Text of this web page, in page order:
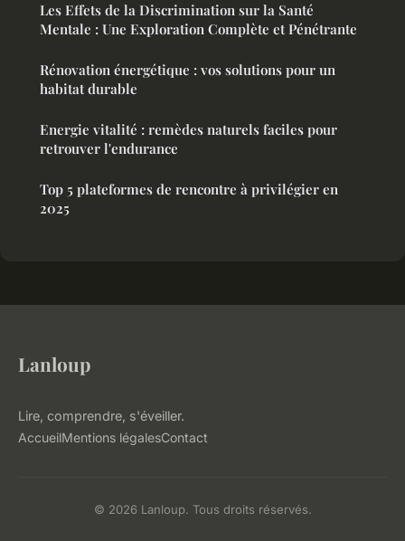
Les Effets de la Discrimination sur la Santé
Mentale : Une Exploration Complète et Pénétrante
Rénovation énergétique : vos solutions pour un
habitat durable
Energie vitalité : remèdes naturels faciles pour
retrouver l'endurance
Top 5 plateformes de rencontre à privilégier en
2025
Lanloup
Lire, comprendre, s'éveiller.
AccueilMentions légalesContact
© 2026 Lanloup. Tous droits réservés.